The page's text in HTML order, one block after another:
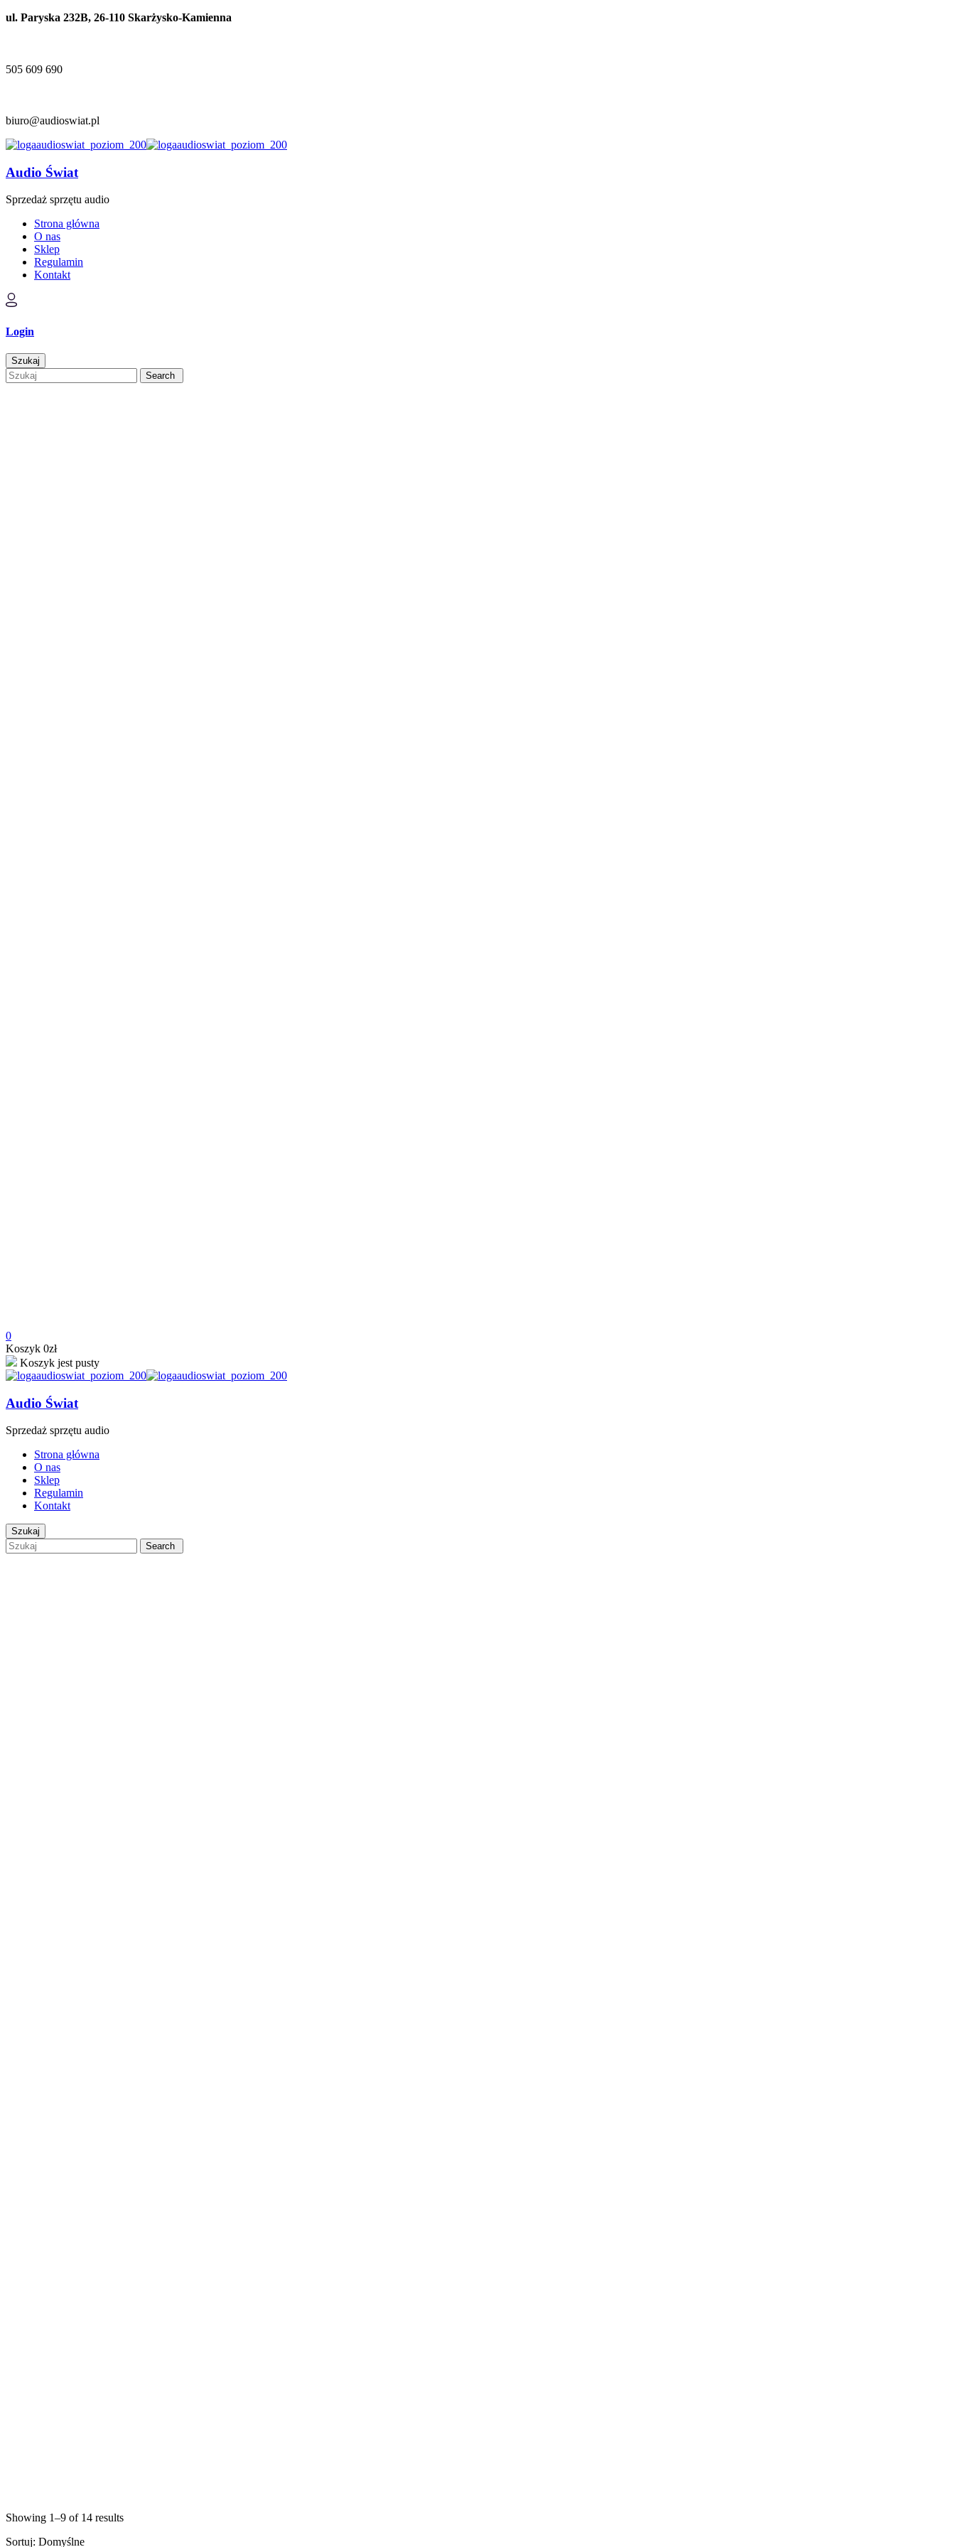
ul. Paryska 232B, 26-110 Skarżysko-Kamienna
505 609 690
biuro@audioswiat.pl
Audio Świat
Sprzedaż sprzętu audio
Strona główna
O nas
Sklep
Regulamin
Kontakt
Login
Szukaj
0
Koszyk 0zł
Koszyk jest pusty
Audio Świat
Sprzedaż sprzętu audio
Strona główna
O nas
Sklep
Regulamin
Kontakt
Szukaj
Showing 1–9 of 14 results
Sortuj: Domyślne